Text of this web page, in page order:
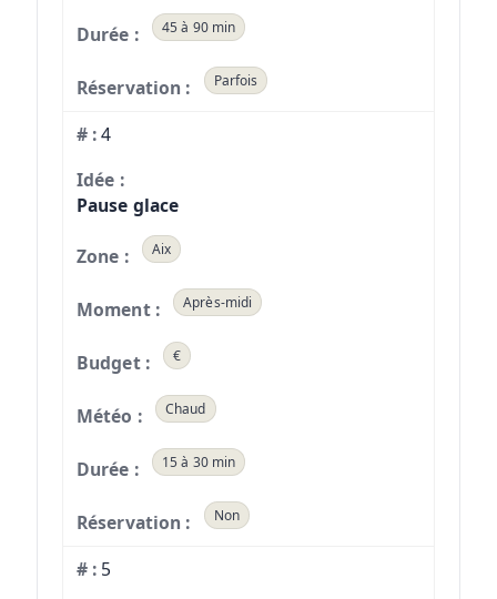
45 à 90 min
Parfois
4
Pause glace
Aix
Après-midi
€
Chaud
15 à 30 min
Non
5